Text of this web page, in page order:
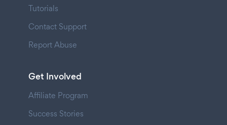
Tutorials
Contact Support
Report Abuse
Get Involved
Affiliate Program
Success Stories